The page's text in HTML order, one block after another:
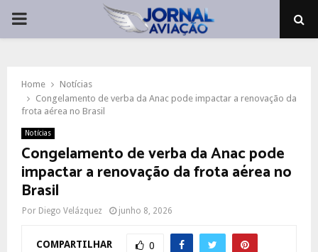
PRIMARY
Home
Notícias
Congelamento de verba da Anac pode impactar a renovação da
frota aérea no Brasil
Notícias
Congelamento de verba da Anac pode
impactar a renovação da frota aérea no
Brasil
Por Diego Velázquez junho 8, 2026
COMPARTILHAR 0